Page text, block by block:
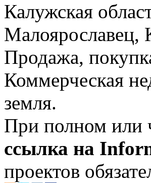
Калужская
Малоярославец,
Продажа,
Коммерческая
земля.
При полном или
ссылка на
проектов